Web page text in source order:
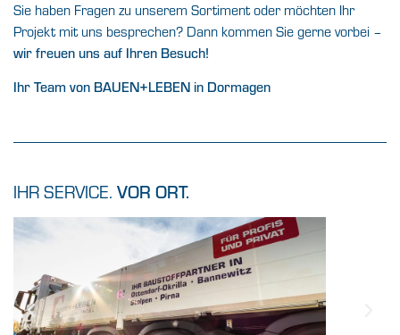
Sie haben Fragen zu unserem Sortiment oder möchten Ihr
Projekt mit uns besprechen? Dann kommen Sie gerne vorbei –
wir freuen uns auf Ihren Besuch!
Ihr Team von BAUEN+LEBEN in Dormagen
IHR SERVICE. VOR ORT.